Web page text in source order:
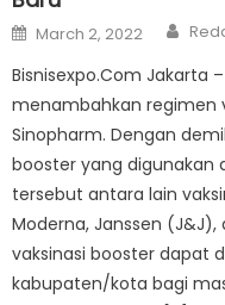
Posted
on
March 2, 2022
Bisnisexpo.Com Jakarta
menambahkan regimen
Sinopharm. Dengan
booster yang digunakan
tersebut antara lain
Moderna, Janssen (J&J),
vaksinasi booster dapat
kabupaten/kota bagi